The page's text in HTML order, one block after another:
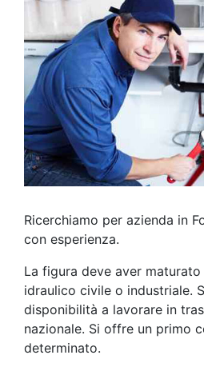
Ricerchiamo per azienda in
con esperienza.
La figura deve aver
idraulico civile o industriale.
disponibilità a lavorare in
nazionale. Si offre un primo
determinato.